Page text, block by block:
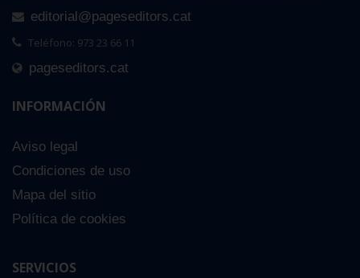
editorial@pageseditors.cat
Teléfono: 973 23 66 11
pageseditors.cat
INFORMACIÓN
Aviso legal
Condiciones de uso
Mapa del sitio
Política de cookies
SERVICIOS